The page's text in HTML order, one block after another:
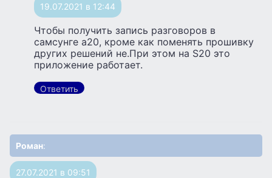
19.07.2021 в 12:44
Чтобы получить запись разговоров в
самсунге а20, кроме как поменять прошивку
других решений не.При этом на S20 это
приложение работает.
Ответить
Роман:
27.07.2021 в 09:51